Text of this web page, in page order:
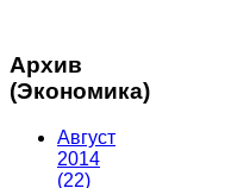
Архив
(Экономика)
Август
2014
(22)